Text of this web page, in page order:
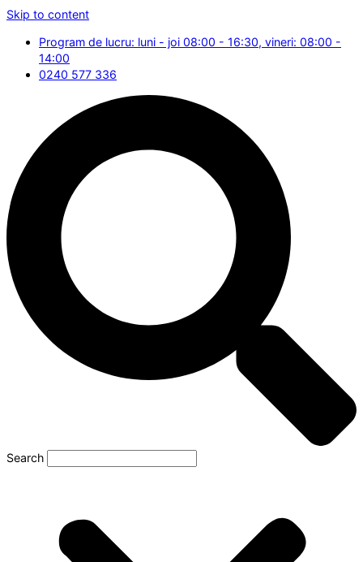
Skip to content
Program de lucru: luni - joi 08:00 - 16:30, vineri: 08:00 -
14:00
0240 577 336
Search